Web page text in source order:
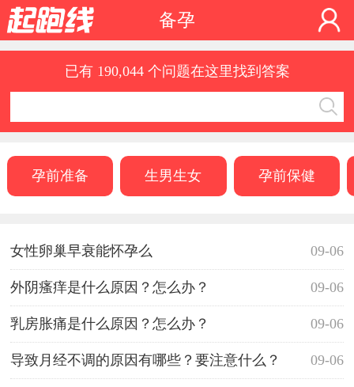
备孕
已有 190,044 个问题在这里找到答案
孕前准备 生男生女 孕前保健
09-06
女性卵巢早衰能怀孕么
09-06
外阴瘙痒是什么原因？怎么办？
09-06
乳房胀痛是什么原因？怎么办？
09-06
导致月经不调的原因有哪些？要注意什么？